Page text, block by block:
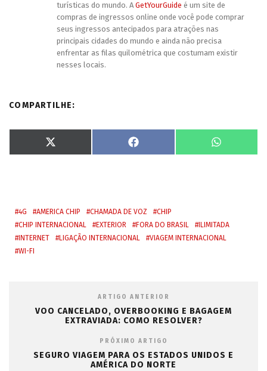
turísticas do mundo. AGetYourGuide é um site de
compras de ingressos online onde você pode comprar
seus ingressos antecipados para atrações nas
principais cidades do mundo e ainda não precisa
enfrentar as filas quilométrica que costumam existir
nesses locais.
COMPARTILHE:
S
h
X
(
r
)
S
h
F
a
S
h
W
h
4G AMERICA CHIP CHAMADA DE VOZ
CHIP
CHIP INTERNACIONAL
EXTERIOR FORA DO BRASIL
ILIMITADA
INTERNET
LIGAÇÃO INTERNACIONAL
VIAGEM INTERNACIONAL
WI-FI
ARTIGO ANTERIOR
VOO CANCELADO, OVERBOOKING E BAGAGEM
EXTRAVIADA: COMO RESOLVER?
PRÓXIMO ARTIGO
SEGURO VIAGEM PARA OS ESTADOS UNIDOS E
AMÉRICA DO NORTE